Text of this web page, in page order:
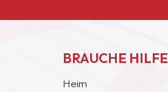
BRAUCHE HILFE
Heim